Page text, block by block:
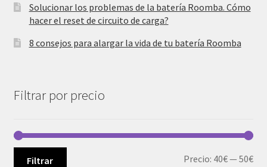
Solucionar los problemas de la batería Roomba. Cómo
hacer el reset de circuito de carga?
8 consejos para alargar la vida de tu batería Roomba
Filtrar por precio
Filtrar Precio: 40€—50€